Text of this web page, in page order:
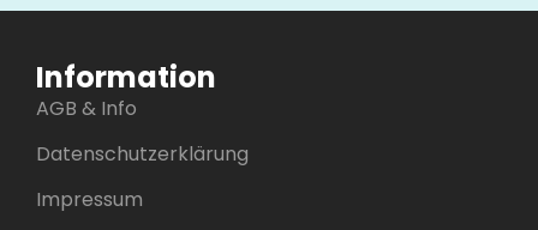
Information
AGB & Info
Datenschutzerklärung
Impressum